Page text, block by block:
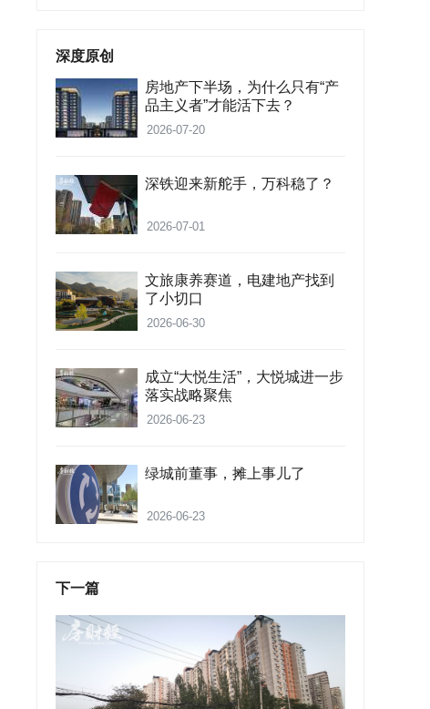
深度原创
房地产下半场，为什么只有“产
品主义者”才能活下去？
2026-07-20
深铁迎来新舵手，万科稳了？
2026-07-01
文旅康养赛道，电建地产找到
了小切口
2026-06-30
成立“大悦生活”，大悦城进一步
落实战略聚焦
2026-06-23
绿城前董事，摊上事儿了
2026-06-23
下一篇